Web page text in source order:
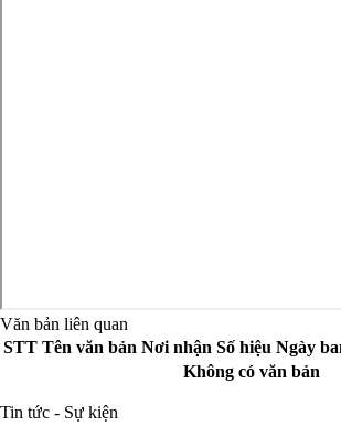
Văn bản liên quan
STT Tên văn bản Nơi nhận Số hiệu Ngày
Không có văn bản
Tin tức - Sự kiện